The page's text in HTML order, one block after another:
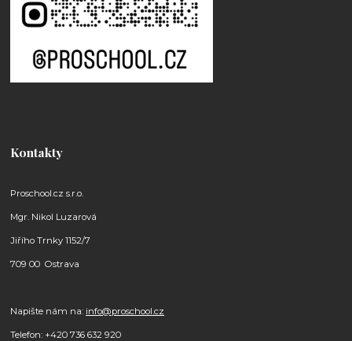
Kontakty
Proschool.cz s.r.o.
Mgr. Nikol Luzarová
Jiřího Trnky 1152/7
709 00 Ostrava
Napište nám na: info@proschool.cz
Telefon: +420 736 632 920